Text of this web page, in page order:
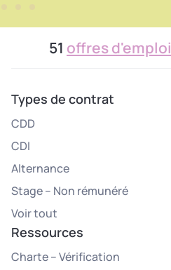
51 offres d'emploi
Types de contrat
CDD
CDI
Alternance
Stage – Non rémunéré
Voir tout
Ressources
Charte – Vérification